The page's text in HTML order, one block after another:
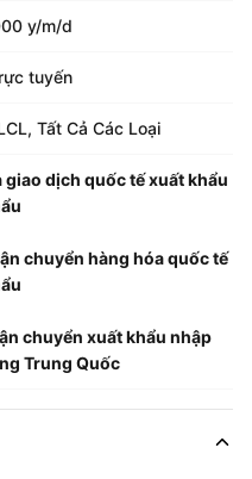
y/m/d
tuyến
Tất Cả Các Loại
giao dịch quốc tế xuất khẩu
chuyển hàng hóa quốc tế
chuyển xuất khẩu nhập
Trung Quốc